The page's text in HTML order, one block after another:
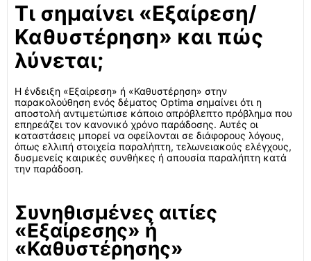
Τι σημαίνει «Εξαίρεση/
Καθυστέρηση» και πώς
λύνεται;
Η ένδειξη «Εξαίρεση» ή «Καθυστέρηση» στην
παρακολούθηση ενός δέματος Optima σημαίνει ότι η
αποστολή αντιμετώπισε κάποιο απρόβλεπτο πρόβλημα που
επηρεάζει τον κανονικό χρόνο παράδοσης. Αυτές οι
καταστάσεις μπορεί να οφείλονται σε διάφορους λόγους,
όπως ελλιπή στοιχεία παραλήπτη, τελωνειακούς ελέγχους,
δυσμενείς καιρικές συνθήκες ή απουσία παραλήπτη κατά
την παράδοση.
Συνηθισμένες αιτίες
«Εξαίρεσης» ή
«Καθυστέρησης»